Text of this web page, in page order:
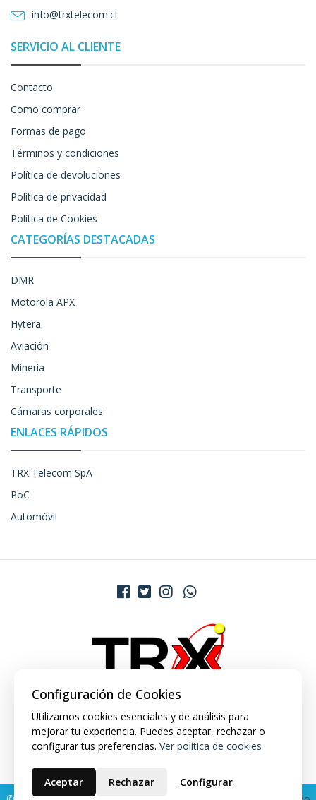
info@trxtelecom.cl
SERVICIO AL CLIENTE
Contacto
Como comprar
Formas de pago
Términos y condiciones
Política de devoluciones
Política de privacidad
Política de Cookies
CATEGORÍAS DESTACADAS
DMR
Motorola APX
Hytera
Aviación
Minería
Transporte
Cámaras corporales
ENLACES RÁPIDOS
TRX Telecom SpA
PoC
Automóvil
Configuración de Cookies
Utilizamos cookies esenciales y de análisis para
mejorar tu experiencia. Puedes aceptar, rechazar o
configurar tus preferencias. Ver política de cookies
Aceptar Rechazar Configurar